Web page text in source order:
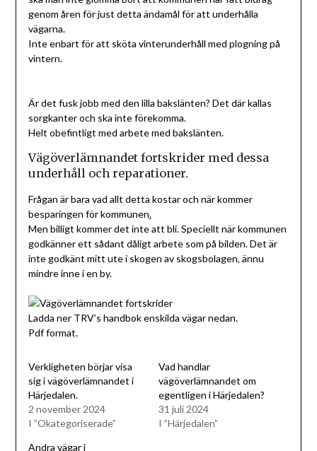
genom åren för just detta ändamål för att underhålla
vägarna.
Inte enbart för att sköta vinterunderhåll med plogning på
vintern.
Är det fusk jobb med den lilla bakslänten? Det där kallas
sorgkanter och ska inte förekomma.
Helt obefintligt med arbete med bakslänten.
Vägöverlämnandet fortskrider med dessa
underhåll och reparationer.
Frågan är bara vad allt detta kostar och när kommer
besparingen för kommunen.
Men billigt kommer det inte att bli. Speciellt när kommunen
godkänner ett sådant dåligt arbete som på bilden. Det är
inte godkänt mitt ute i skogen av skogsbolagen, ännu
mindre inne i en by.
Ladda ner TRV’s handbok enskilda vägar nedan.
Pdf format.
Verkligheten börjar visa
sig i vägöverlämnandet i
Härjedalen.
2 november 2024
I ”Okategoriserade”
Vad handlar
vägöverlämnandet om
egentligen i Härjedalen?
31 juli 2024
I ”Härjedalen”
Andra vägar i